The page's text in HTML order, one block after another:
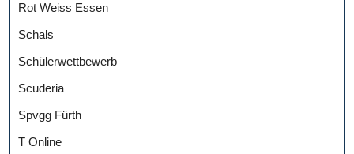
Rot Weiss Essen
Schals
Schülerwettbewerb
Scuderia
Spvgg Fürth
T Online